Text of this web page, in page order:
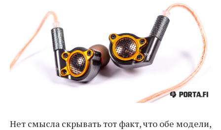
Нет смысла скрывать тот факт, что обе модели,